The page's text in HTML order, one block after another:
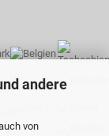
andere
von